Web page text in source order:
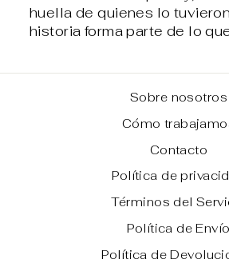
huella de quienes lo
historia forma parte de lo
Sobre nosotros
Cómo
Contacto
Política de
Términos del
Política de Envío
Política de